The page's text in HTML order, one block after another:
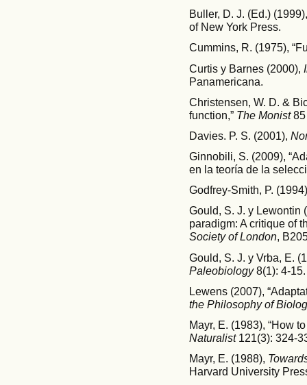
Buller, D. J. (Ed.) (1999),
of New York Press.
Cummins, R. (1975),
Curtis y Barnes (2000),
Panamericana.
Christensen, W. D. &
function,” The Monist85
Davies. P. S. (2001),
Ginnobili, S. (2009),
en la teoría de la
Godfrey-Smith, P.
Gould, S. J. y Lewontin
paradigm: A critique of
Society of London,
Gould, S. J. y Vrba, E.
Paleobiology8(1): 4-15.
Lewens (2007),
the Philosophy of
Mayr, E. (1983), “How
Naturalist121(3): 324-
Mayr, E. (1988),
Harvard University